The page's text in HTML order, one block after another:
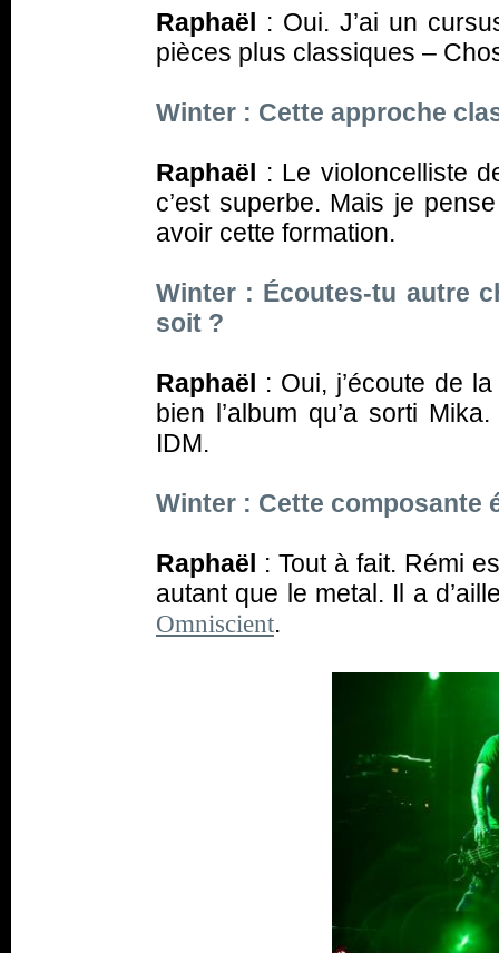
Raphaël : Oui. J’ai un
pièces plus classiques –
Winter : Cette approche
Raphaël : Le violoncelliste
c’est superbe. Mais je
avoir cette formation.
Winter : Écoutes-tu autre
soit ?
Raphaël : Oui, j’écoute de
bien l’album qu’a sorti
IDM.
Winter : Cette composante
Raphaël : Tout à fait. Rémi
autant que le metal. Il a
Omniscient.